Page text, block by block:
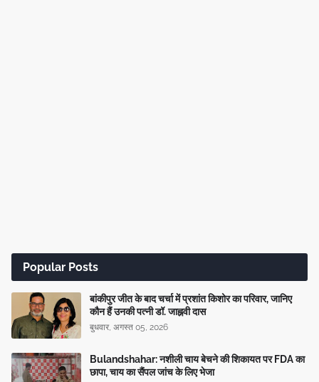
Popular Posts
बांकीपुर जीत के बाद चर्चा में प्रशांत किशोर का परिवार, जानिए
कौन हैं उनकी पत्नी डॉ. जाह्नवी दास
बुधवार, अगस्त 05, 2026
Bulandshahar: नशीली चाय बेचने की शिकायत पर FDA का
छापा, चाय का सैंपल जांच के लिए भेजा